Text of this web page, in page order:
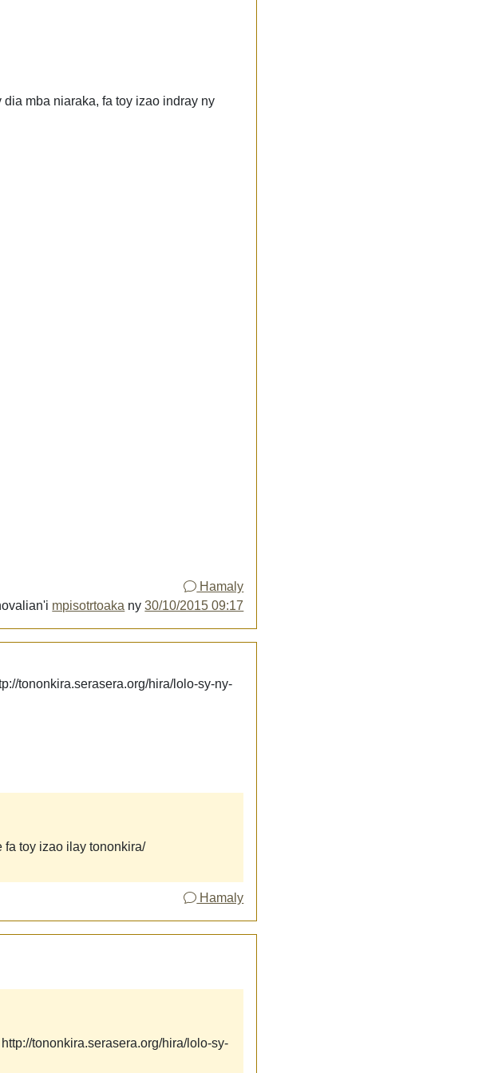
mba niaraka, fa toy izao indray ny
Hamaly
mpisotrtoaka ny30/10/2015 09:17
tononkira.serasera.org/hira/lolo-sy-ny-
fa toy izao ilay tononkira/
Hamaly
tononkira.serasera.org/hira/lolo-sy-